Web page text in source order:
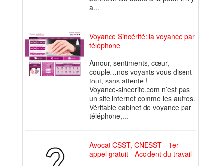
a...
Voyance Sincérité: la voyance par
téléphone
Amour, sentiments, cœur,
couple…nos voyants vous disent
tout, sans attente !
Voyance-sincerite.com n’est pas
un site internet comme les autres.
Véritable cabinet de voyance par
téléphone,...
Avocat CSST, CNESST - 1er
appel gratuit - Accident du travail